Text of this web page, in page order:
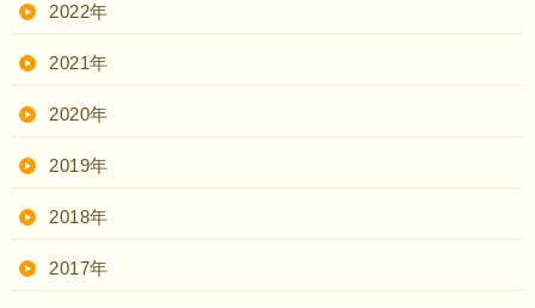
2022年
2021年
2020年
2019年
2018年
2017年